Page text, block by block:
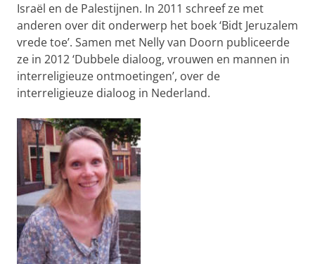
Israël en de Palestijnen. In 2011 schreef ze met
anderen over dit onderwerp het boek ‘Bidt Jeruzalem
vrede toe’. Samen met Nelly van Doorn publiceerde
ze in 2012 ‘Dubbele dialoog, vrouwen en mannen in
interreligieuze ontmoetingen’, over de
interreligieuze dialoog in Nederland.